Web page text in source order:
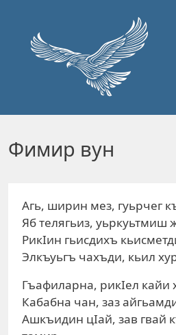
Фимир вун
Агь, ширин мез, гуьрчег
Яб телягьиз, уьркуьтмиш
РикIин гьисдихъ
Элкъуьгъ чахъди, кьил
Гъафиларна, рикIел кайи
Кабабна чан, заз
Ашкъидин цIай, зав гвай